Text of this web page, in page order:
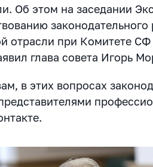
Об этом на заседании
законодательного
отрасли при Комитете
глава совета Игорь
в этих вопросах